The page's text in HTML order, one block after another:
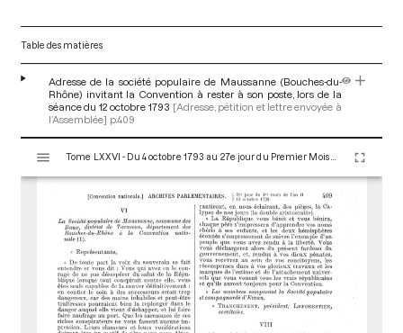
Table des matières
Adresse de la société populaire de Maussanne (Bouches-du-
Rhône) invitant la Convention à rester à son poste, lors de la
séance du 12 octobre 1793 [Adresse, pétition et lettre envoyée à
l’Assemblée] p.409
s